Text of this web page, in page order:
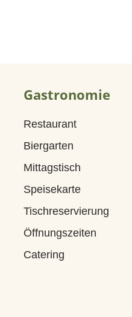
Gastronomie
Restaurant
Biergarten
Mittagstisch
Speisekarte
Tischreservierung
Öffnungszeiten
Catering